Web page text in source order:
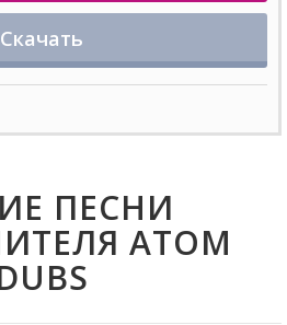
Скачать
ПЕСНИ
ATOM